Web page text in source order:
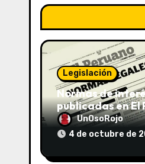
Legislación
Normas de
publicadas en El
el 04/10/2023
UnOsoRojo
4 de octubre de